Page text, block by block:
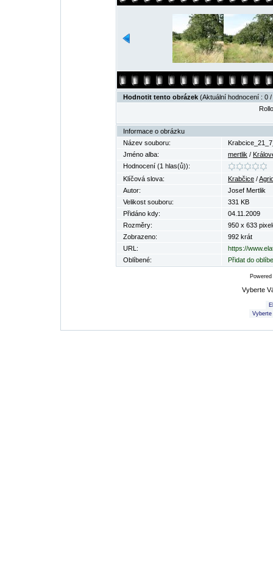
Hodnotit tento obrázek (Aktuální hodnocení : 0
Informace o obrázku
Název souboru:
Jméno alba:
mertlik /
Hodnocení (1 hlas(ů)):
Klíčová slova:
Krabčice /
Autor:
Josef Mertlik
Velikost souboru:
331 KB
Přidáno kdy:
04.11.2009
Rozměry:
950 x 633
Zobrazeno:
992 krát
URL:
https://
Oblíbené:
Přidat do
Vyberte